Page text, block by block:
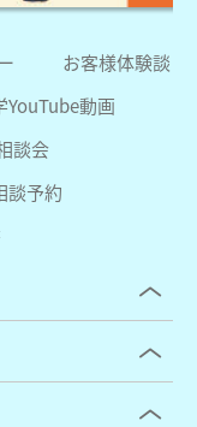
お客様体験談
YouTube動画
談会
談予約